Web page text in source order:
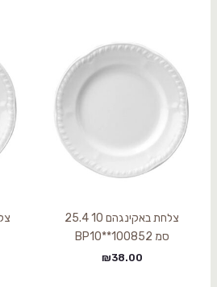
צלחת באקינגהם 10 25.4
סמ BP10**100852
₪38.00